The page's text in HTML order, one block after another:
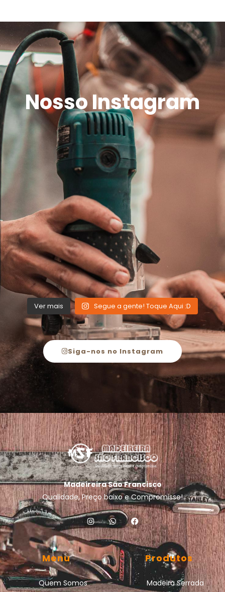
Nosso Instagram
Ver mais Segue a gente! Toque Aqui :D
Siga-nos no Instagram
Madeireira São Francisco
Qualidade, Preço baixo e Compromisso!
Menu
Quem Somos
Produtos
Madeira Serrada